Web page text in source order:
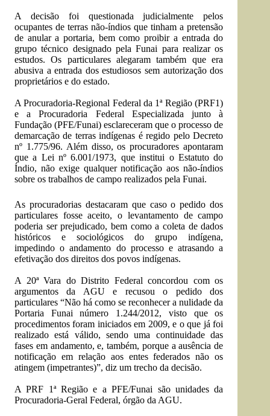
A decisão foi questionada judicialmente pelos
ocupantes de terras não-índios que tinham a pretensão
de anular a portaria, bem como proibir a entrada do
grupo técnico designado pela Funai para realizar os
estudos. Os particulares alegaram também que era
abusiva a entrada dos estudiosos sem autorização dos
proprietários e do estado.
A Procuradoria-Regional Federal da 1ª Região (PRF1)
e a Procuradoria Federal Especializada junto à
Fundação (PFE/Funai) esclareceram que o processo de
demarcação de terras indígenas é regido pelo Decreto
nº 1.775/96. Além disso, os procuradores apontaram
que a Lei nº 6.001/1973, que institui o Estatuto do
Índio, não exige qualquer notificação aos não-índios
sobre os trabalhos de campo realizados pela Funai.
As procuradorias destacaram que caso o pedido dos
particulares fosse aceito, o levantamento de campo
poderia ser prejudicado, bem como a coleta de dados
históricos e sociológicos do grupo indígena,
impedindo o andamento do processo e atrasando a
efetivação dos direitos dos povos indígenas.
A 20ª Vara do Distrito Federal concordou com os
argumentos da AGU e recusou o pedido dos
particulares “Não há como se reconhecer a nulidade da
Portaria Funai número 1.244/2012, visto que os
procedimentos foram iniciados em 2009, e o que já foi
realizado está válido, sendo uma continuidade das
fases em andamento, e, também, porque a ausência de
notificação em relação aos entes federados não os
atingem (impetrantes)”, diz um trecho da decisão.
A PRF 1ª Região e a PFE/Funai são unidades da
Procuradoria-Geral Federal, órgão da AGU.